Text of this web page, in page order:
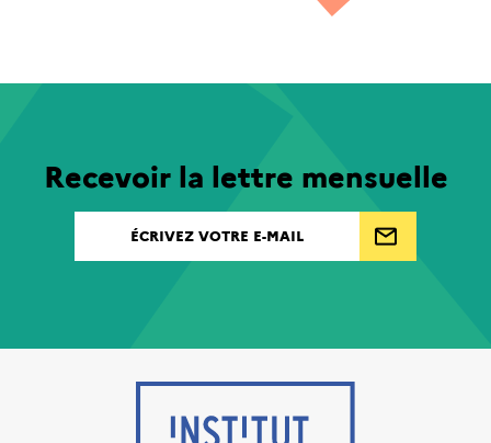
Recevoir la lettre mensuelle